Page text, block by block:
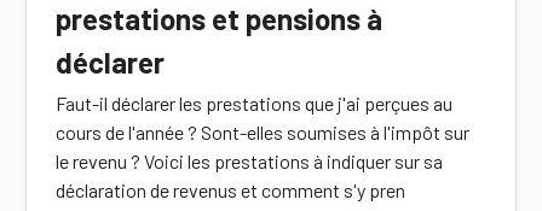
prestations et pensions à
déclarer
Faut-il déclarer les prestations que j'ai perçues au
cours de l'année ? Sont-elles soumises à l'impôt sur
le revenu ? Voici les prestations à indiquer sur sa
déclaration de revenus et comment s'y pren